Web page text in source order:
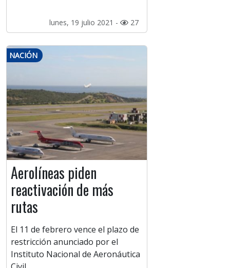
lunes, 19 julio 2021 - 27
NACIÓN
Aerolíneas piden
reactivación de más
rutas
El 11 de febrero vence el plazo de
restricción anunciado por el
Instituto Nacional de Aeronáutica